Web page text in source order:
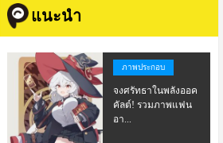
แนะนำ
ภาพประกอบ
จงศรัทธาในพลังออค
คัลต์! รวมภาพแฟน
อา...